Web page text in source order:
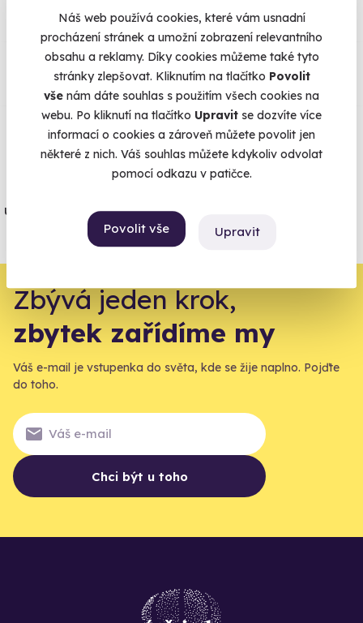
Náš web používá cookies, které vám usnadní
procházení stránek a umožní zobrazení relevantního
obsahu a reklamy. Díky cookies můžeme také tyto
stránky zlepšovat. Kliknutím na tlačítko Povolit
vše nám dáte souhlas s použitím všech cookies na
webu. Po kliknutí na tlačítko Upravit se dozvíte více
informací o cookies a zároveň můžete povolit jen
některé z nich. Váš souhlas můžete kdykoliv odvolat
pomocí odkazu v patičce.
Povolit vše Upravit
Co si o nás myslí
Zobraz ohlasy
Vše umíme pojistit
úrazové pojištění z nabídky zážitkových
agentur.
Zbývá jeden krok,
zbytek zařídíme my
Váš e-mail je vstupenka do světa, kde se žije naplno. Pojďte
do toho.
Chci být u toho